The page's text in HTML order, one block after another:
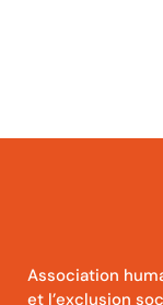
Association
et l’exclusion